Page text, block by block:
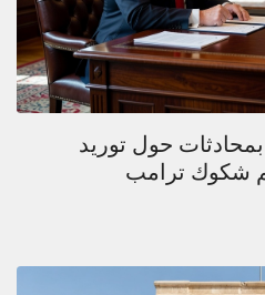
حول توريد
شكوك ترامب